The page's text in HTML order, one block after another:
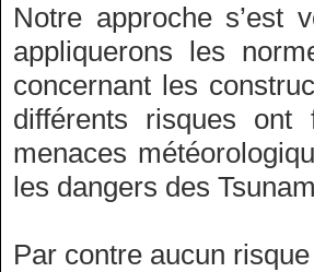
Notre approche s’est
appliquerons les
concernant les
différents risques ont
menaces
les dangers des
Par contre aucun